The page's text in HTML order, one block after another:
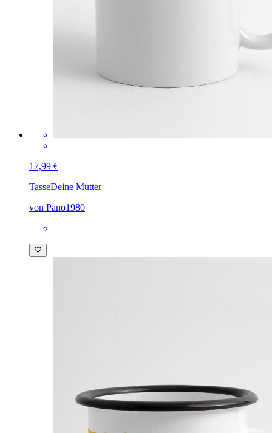
17,99 €
TasseDeine Mutter
von Pano1980